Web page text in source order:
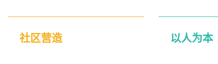
社区营造 以人为本